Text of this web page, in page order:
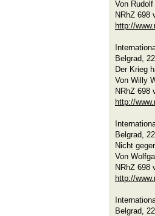
Von Rudolf
NRhZ 698
http://
Belgrad,
Der Krieg
Von Willy
NRhZ 698
http://
Belgrad,
Nicht
Von
NRhZ 698
http://
Belgrad,